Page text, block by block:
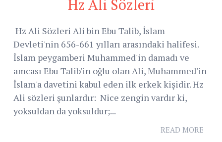
Hz Ali Sözleri
Hz Ali Sözleri Ali bin Ebu Talib, İslam
Devleti'nin 656-661 yılları arasındaki halifesi.
İslam peygamberi Muhammed'in damadı ve
amcası Ebu Talib'in oğlu olan Ali, Muhammed'in
İslam'a davetini kabul eden ilk erkek kişidir. Hz
Ali sözleri şunlardır: Nice zengin vardır ki,
yoksuldan da yoksuldur;...
READ MORE